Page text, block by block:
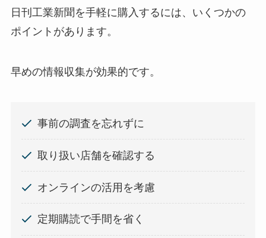
日刊工業新聞を手軽に購入するには、いくつかの
ポイントがあります。
早めの情報収集が効果的です。
事前の調査を忘れずに
取り扱い店舗を確認する
オンラインの活用を考慮
定期購読で手間を省く